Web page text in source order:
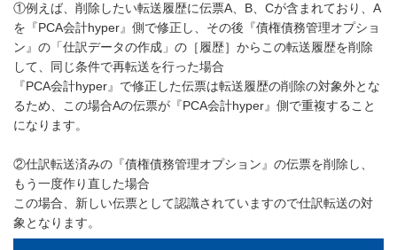
①例えば、削除したい転送履歴に伝票A、B、Cが含まれており、A
を『PCA会計hyper』側で修正し、その後『債権債務管理オプショ
ン』の「仕訳データの作成」の［履歴］からこの転送履歴を削除
して、同じ条件で再転送を行った場合
『PCA会計hyper』で修正した伝票は転送履歴の削除の対象外とな
るため、この場合Aの伝票が『PCA会計hyper』側で重複すること
になります。
②仕訳転送済みの『債権債務管理オプション』の伝票を削除し、
もう一度作り直した場合
この場合、新しい伝票として認識されていますので仕訳転送の対
象となります。